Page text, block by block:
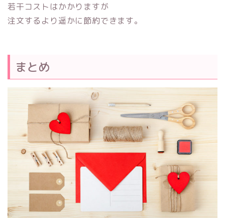
若干コストはかかりますが
注文するより遥かに節約できます。
まとめ